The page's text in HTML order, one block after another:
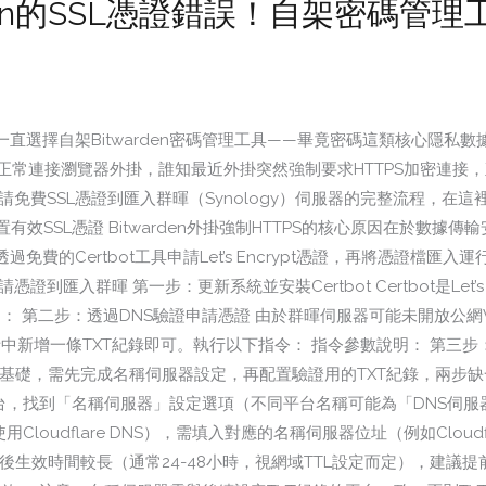
SSL憑證錯誤！自架密碼管理
直選擇自架Bitwarden密碼管理工具——畢竟密碼這類核心隱私數
連接瀏覽器外掛，誰知最近外掛突然強制要求HTTPS加密連接
免費SSL憑證到匯入群暉（Synology）伺服器的完整流程，在這
效SSL憑證 Bitwarden外掛強制HTTPS的核心原因在於數據傳
過免費的Certbot工具申請Let’s Encrypt憑證，再將憑證檔匯入
憑證到匯入群暉 第一步：更新系統並安裝Certbot Certbot是
第二步：透過DNS驗證申請憑證 由於群暉伺服器可能未開放
新增一條TXT紀錄即可。執行以下指令： 指令參數說明： 第三步
礎，需先完成名稱伺服器設定，再配置驗證用的TXT紀錄，兩步
找到「名稱伺服器」設定選項（不同平台名稱可能為「DNS伺
用Cloudflare DNS），需填入對應的名稱伺服器位址（例如
生效時間較長（通常24-48小時，視網域TTL設定而定），建議